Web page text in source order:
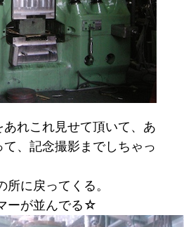
あれこれ見せて頂いて、あ
、記念撮影までしちゃっ
に戻ってくる。
ーが並んでる☆